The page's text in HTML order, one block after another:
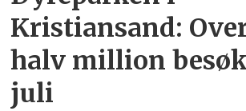
Kristiansand:
halv million
juli